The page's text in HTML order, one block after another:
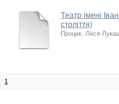
Театр імені
століття)
Процик, Леся
1